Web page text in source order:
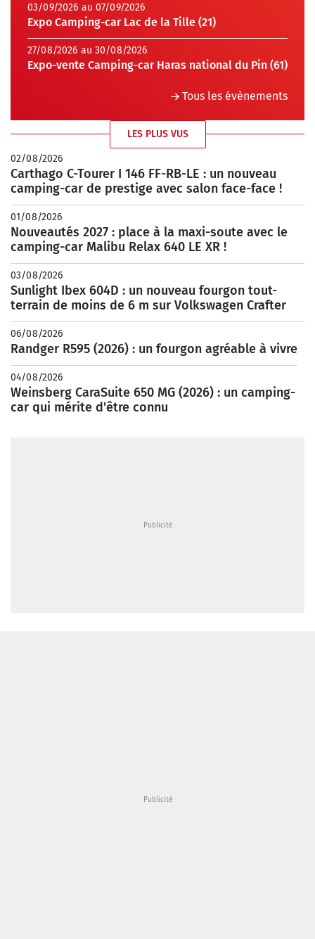
03/09/2026 au 07/09/2026
Expo Camping-car Lac de la Tille (21)
27/08/2026 au 30/08/2026
Expo-vente Camping-car Haras national du Pin (61)
Tous les évènements
LES PLUS VUS
02/08/2026
Carthago C-Tourer I 146 FF-RB-LE : un nouveau
camping-car de prestige avec salon face-face !
01/08/2026
Nouveautés 2027 : place à la maxi-soute avec le
camping-car Malibu Relax 640 LE XR !
03/08/2026
Sunlight Ibex 604D : un nouveau fourgon tout-
terrain de moins de 6 m sur Volkswagen Crafter
06/08/2026
Randger R595 (2026) : un fourgon agréable à vivre
04/08/2026
Weinsberg CaraSuite 650 MG (2026) : un camping-
car qui mérite d'être connu